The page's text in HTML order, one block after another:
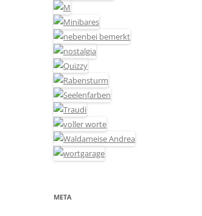
META